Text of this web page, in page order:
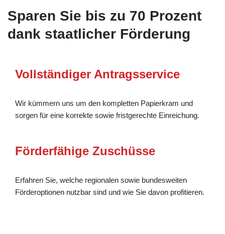
Sparen Sie bis zu 70 Prozent
dank staatlicher Förderung
Vollständiger Antragsservice
Wir kümmern uns um den kompletten Papierkram und
sorgen für eine korrekte sowie fristgerechte Einreichung.
Förderfähige Zuschüsse
Erfahren Sie, welche regionalen sowie bundesweiten
Förderoptionen nutzbar sind und wie Sie davon profitieren.